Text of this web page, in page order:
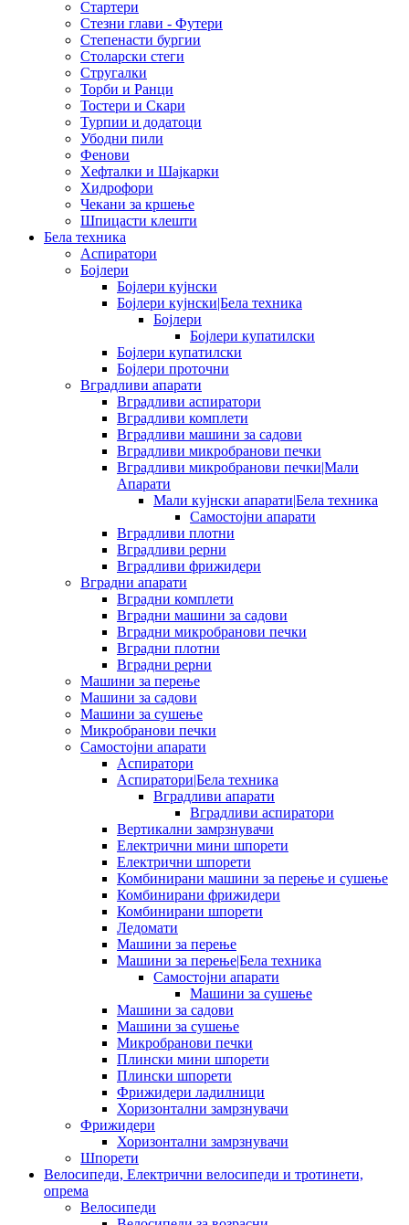
Стартери
Стезни глави - Футери
Степенасти бургии
Столарски стеги
Стругалки
Торби и Ранци
Тостери и Скари
Турпии и додатоци
Убодни пили
Фенови
Хефталки и Шајкарки
Хидрофори
Чекани за кршење
Шпицасти клешти
Бела техника
Аспиратори
Бојлери
Бојлери кујнски
Бојлери кујнски|Бела техника
Бојлери
Бојлери купатилски
Бојлери купатилски
Бојлери проточни
Вградливи апарати
Вградливи аспиратори
Вградливи комплети
Вградливи машини за садови
Вградливи микробранови печки
Вградливи микробранови печки|Мали
Апарати
Мали кујнски апарати|Бела техника
Самостојни апарати
Вградливи плотни
Вградливи рерни
Вградливи фрижидери
Вградни апарати
Вградни комплети
Вградни машини за садови
Вградни микробранови печки
Вградни плотни
Вградни рерни
Машини за перење
Машини за садови
Машини за сушење
Микробранови печки
Самостојни апарати
Аспиратори
Аспиратори|Бела техника
Вградливи апарати
Вградливи аспиратори
Вертикални замрзнувачи
Електрични мини шпорети
Електрични шпорети
Комбинирани машини за перење и сушење
Комбинирани фрижидери
Комбинирани шпорети
Ледомати
Машини за перење
Машини за перење|Бела техника
Самостојни апарати
Машини за сушење
Машини за садови
Машини за сушење
Микробранови печки
Плински мини шпорети
Плински шпорети
Фрижидери ладилници
Хоризонтални замрзнувачи
Фрижидери
Хоризонтални замрзнувачи
Шпорети
Велосипеди, Електрични велосипеди и тротинети,
опрема
Велосипеди